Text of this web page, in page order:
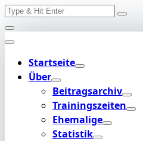
Skip
to
content
Search
Startseite
Über
Beitragsarchiv
Trainingszeiten
Ehemalige
Statistik